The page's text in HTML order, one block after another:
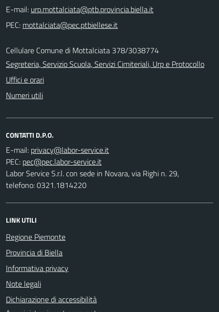
E-mail:
PEC:
Cellulare Comune di Mottalciata 378/3038774
Segreteria, Servizio Scuola, Servizi Cimiteriali, Urp e Protocollo
Uffici e orari
Numeri utili
CONTATTI D.P.O.
E-mail:
PEC:
Labor Service S.r.l. con sede in Novara, via Righi n. 29,
telefono: 0321.1814220
LINK UTILI
Regione Piemonte
Provincia di Biella
Informativa privacy
Note legali
Dichiarazione di accessibilità